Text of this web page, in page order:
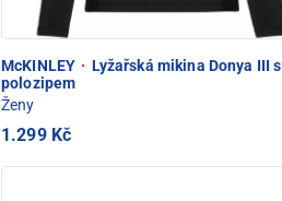
McKINLEY · Lyžařská mikina Donya III s
polozipem
Ženy
1.299 Kč